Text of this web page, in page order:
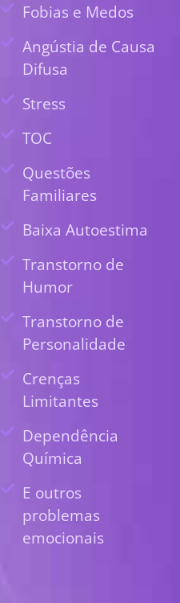
Fobias e Medos
Angústia de Causa
Difusa
Stress
TOC
Questões
Familiares
Baixa Autoestima
Transtorno de
Humor
Transtorno de
Personalidade
Crenças
Limitantes
Dependência
Química
E outros
problemas
emocionais